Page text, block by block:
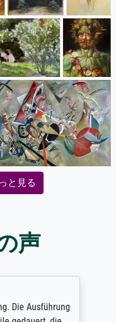
と見る
声
Die Ausführung